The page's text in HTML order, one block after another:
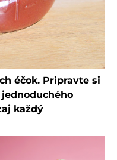
éčok. Pripravte si
každý